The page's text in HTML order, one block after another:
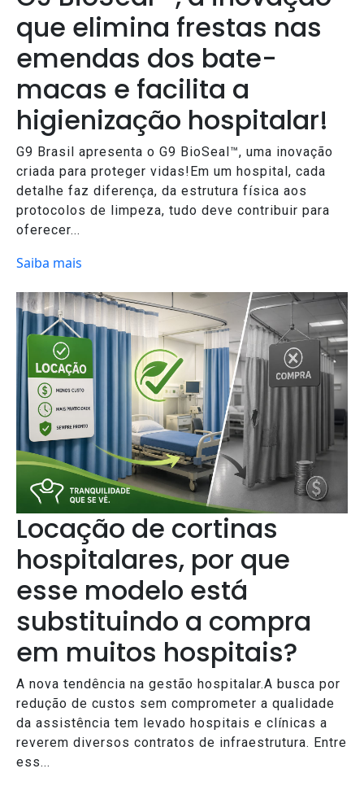
que elimina frestas nas
emendas dos bate-
macas e facilita a
higienização hospitalar!
G9 Brasil apresenta o G9 BioSeal™, uma inovação
criada para proteger vidas!Em um hospital, cada
detalhe faz diferença, da estrutura física aos
protocolos de limpeza, tudo deve contribuir para
oferecer...
Saiba mais
Locação de cortinas
hospitalares, por que
esse modelo está
substituindo a compra
em muitos hospitais?
A nova tendência na gestão hospitalar.A busca por
redução de custos sem comprometer a qualidade
da assistência tem levado hospitais e clínicas a
reverem diversos contratos de infraestrutura. Entre
ess...